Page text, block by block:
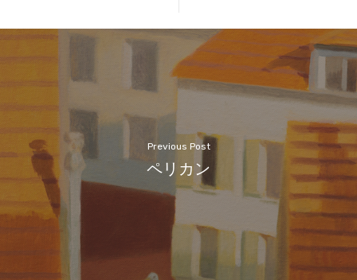
Previous Post
ペリカン